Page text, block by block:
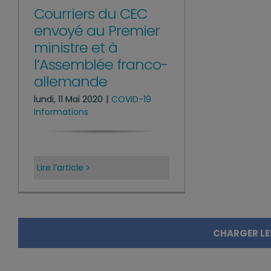
Courriers du CEC
envoyé au Premier
ministre et à
l’Assemblée franco-
allemande
lundi, 11 Mai 2020 | COVID-19
Informations
Lire l’article
CHARGER